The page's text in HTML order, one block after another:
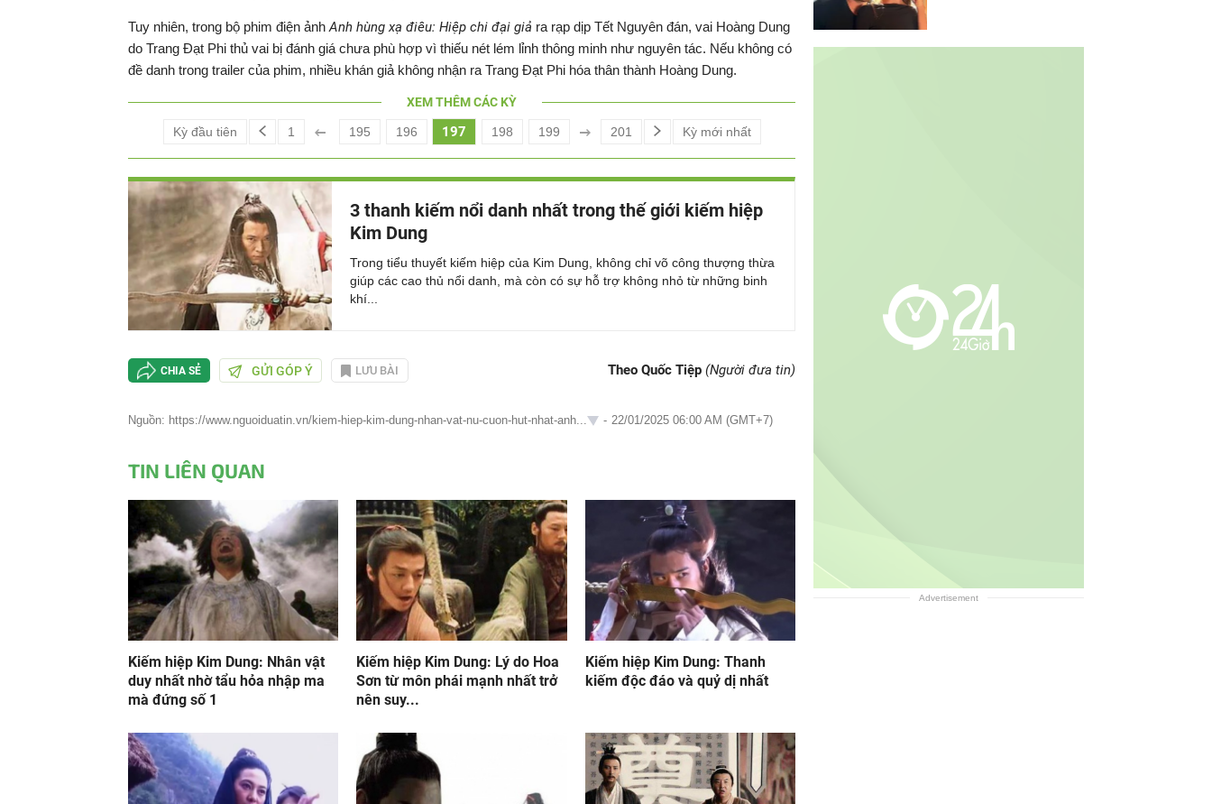
Tuy nhiên, trong bộ phim điện ảnh Anh hùng xạ điêu: Hiệp chi đại giả ra rạp dịp Tết Nguyên đán, vai Hoàng Dung
do Trang Đạt Phi thủ vai bị đánh giá chưa phù hợp vì thiếu nét lém lỉnh thông minh như nguyên tác. Nếu không có
đề danh trong trailer của phim, nhiều khán giả không nhận ra Trang Đạt Phi hóa thân thành Hoàng Dung.
XEM THÊM CÁC KỲ
Kỳ đầu tiên 1 195 196 197 198 199 201 Kỳ mới nhất
3 thanh kiếm nổi danh nhất trong thế giới kiếm hiệp
Kim Dung
Trong tiểu thuyết kiếm hiệp của Kim Dung, không chỉ võ công thượng thừa
giúp các cao thủ nổi danh, mà còn có sự hỗ trợ không nhỏ từ những binh
khí...
CHIA SẺ GỬI GÓP Ý LƯU BÀI Theo Quốc Tiệp (Người đưa tin)
Nguồn: https://www.nguoiduatin.vn/kiem-hiep-kim-dung-nhan-vat-nu-cuon-hut-nhat-anh... - 22/01/2025 06:00 AM (GMT+7)
TIN LIÊN QUAN
Kiếm hiệp Kim Dung: Nhân vật
duy nhất nhờ tẩu hỏa nhập ma
mà đứng số 1
Kiếm hiệp Kim Dung: Lý do Hoa
Sơn từ môn phái mạnh nhất trở
nên suy...
Kiếm hiệp Kim Dung: Thanh
kiếm độc đáo và quỷ dị nhất
Advertisement